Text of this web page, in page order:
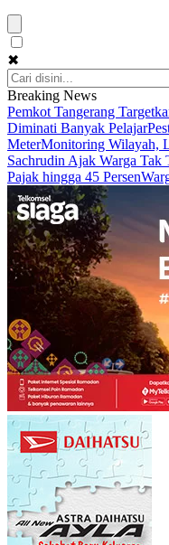
✖
Breaking News
Pemkot Tangerang
Diminati Banyak Pelajar
MeterMonitoring Wilayah,
Sachrudin Ajak Warga Tak
Pajak hingga 45 Persen